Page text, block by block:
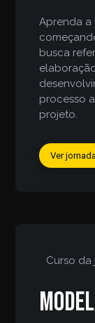
Aprenda a
busca
processo
projeto.
Ver
Curso